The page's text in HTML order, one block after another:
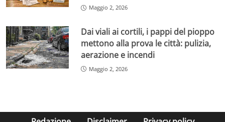
Maggio 2, 2026
Dai viali ai cortili, i pappi del pioppo
mettono alla prova le città: pulizia,
aerazione e incendi
Maggio 2, 2026